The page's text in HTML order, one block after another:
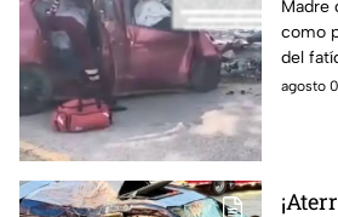
del
Madre
como
del
agosto